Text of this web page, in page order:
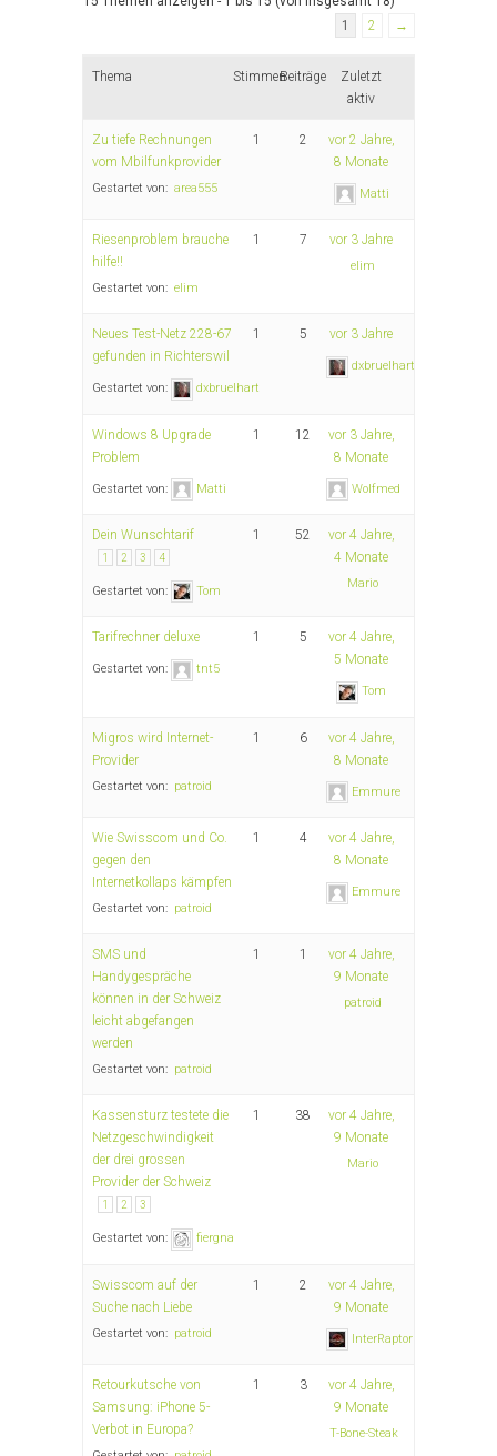
1
2 →
Thema StimmenBeiträge
Zuletzt
aktiv
Zu tiefe Rechnungen
vom Mbilfunkprovider
Gestartet von: area555
1 2
vor 2 Jahre,
8 Monate
Matti
Riesenproblem brauche
hilfe!!
Gestartet von: elim
1 7 vor 3 Jahre
elim
Neues Test-Netz 228-67
gefunden in Richterswil
Gestartet von: dxbruelhart
1 5 vor 3 Jahre
dxbruelhart
Windows 8 Upgrade
Problem
Gestartet von: Matti
1 12
vor 3 Jahre,
8 Monate
Wolfmed
Dein Wunschtarif
1 2 3 4
Gestartet von: Tom
1 52
vor 4 Jahre,
4 Monate
Mario
Tarifrechner deluxe
Gestartet von: tnt5
1 5
vor 4 Jahre,
5 Monate
Tom
Migros wird Internet-
Provider
Gestartet von: patroid
1 6
vor 4 Jahre,
8 Monate
Emmure
Wie Swisscom und Co.
gegen den
Internetkollaps kämpfen
Gestartet von: patroid
1 4
vor 4 Jahre,
8 Monate
Emmure
SMS und
Handygespräche
können in der Schweiz
leicht abgefangen
werden
Gestartet von: patroid
1 1
vor 4 Jahre,
9 Monate
patroid
Kassensturz testete die
Netzgeschwindigkeit
der drei grossen
Provider der Schweiz
1 2 3
Gestartet von: fiergna
1 38
vor 4 Jahre,
9 Monate
Mario
Swisscom auf der
Suche nach Liebe
Gestartet von: patroid
1 2
vor 4 Jahre,
9 Monate
InterRaptor
Retourkutsche von
Samsung: iPhone 5-
Verbot in Europa?
1 3
vor 4 Jahre,
9 Monate
T-Bone-Steak